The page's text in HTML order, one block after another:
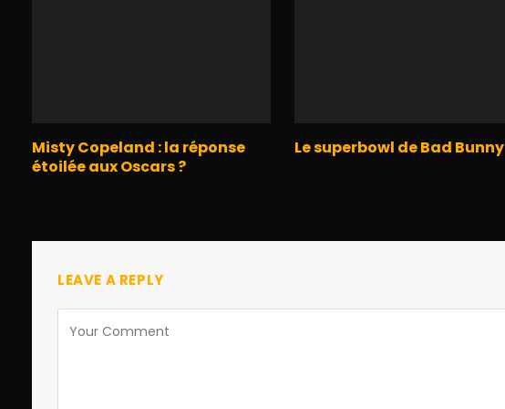
Misty Copeland : la réponse
étoilée aux Oscars ?
Le superbowl de Bad Bunny
LEAVE A REPLY